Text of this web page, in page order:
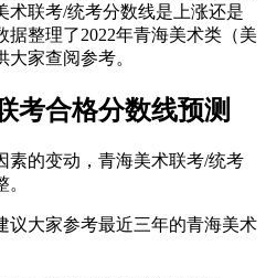
术联考/统考分数线是上涨还是
据整理了2022年青海美术类（美
家查阅参考。
考合格分数线预测
素的变动，青海美术联考/统考
议大家参考最近三年的青海美术